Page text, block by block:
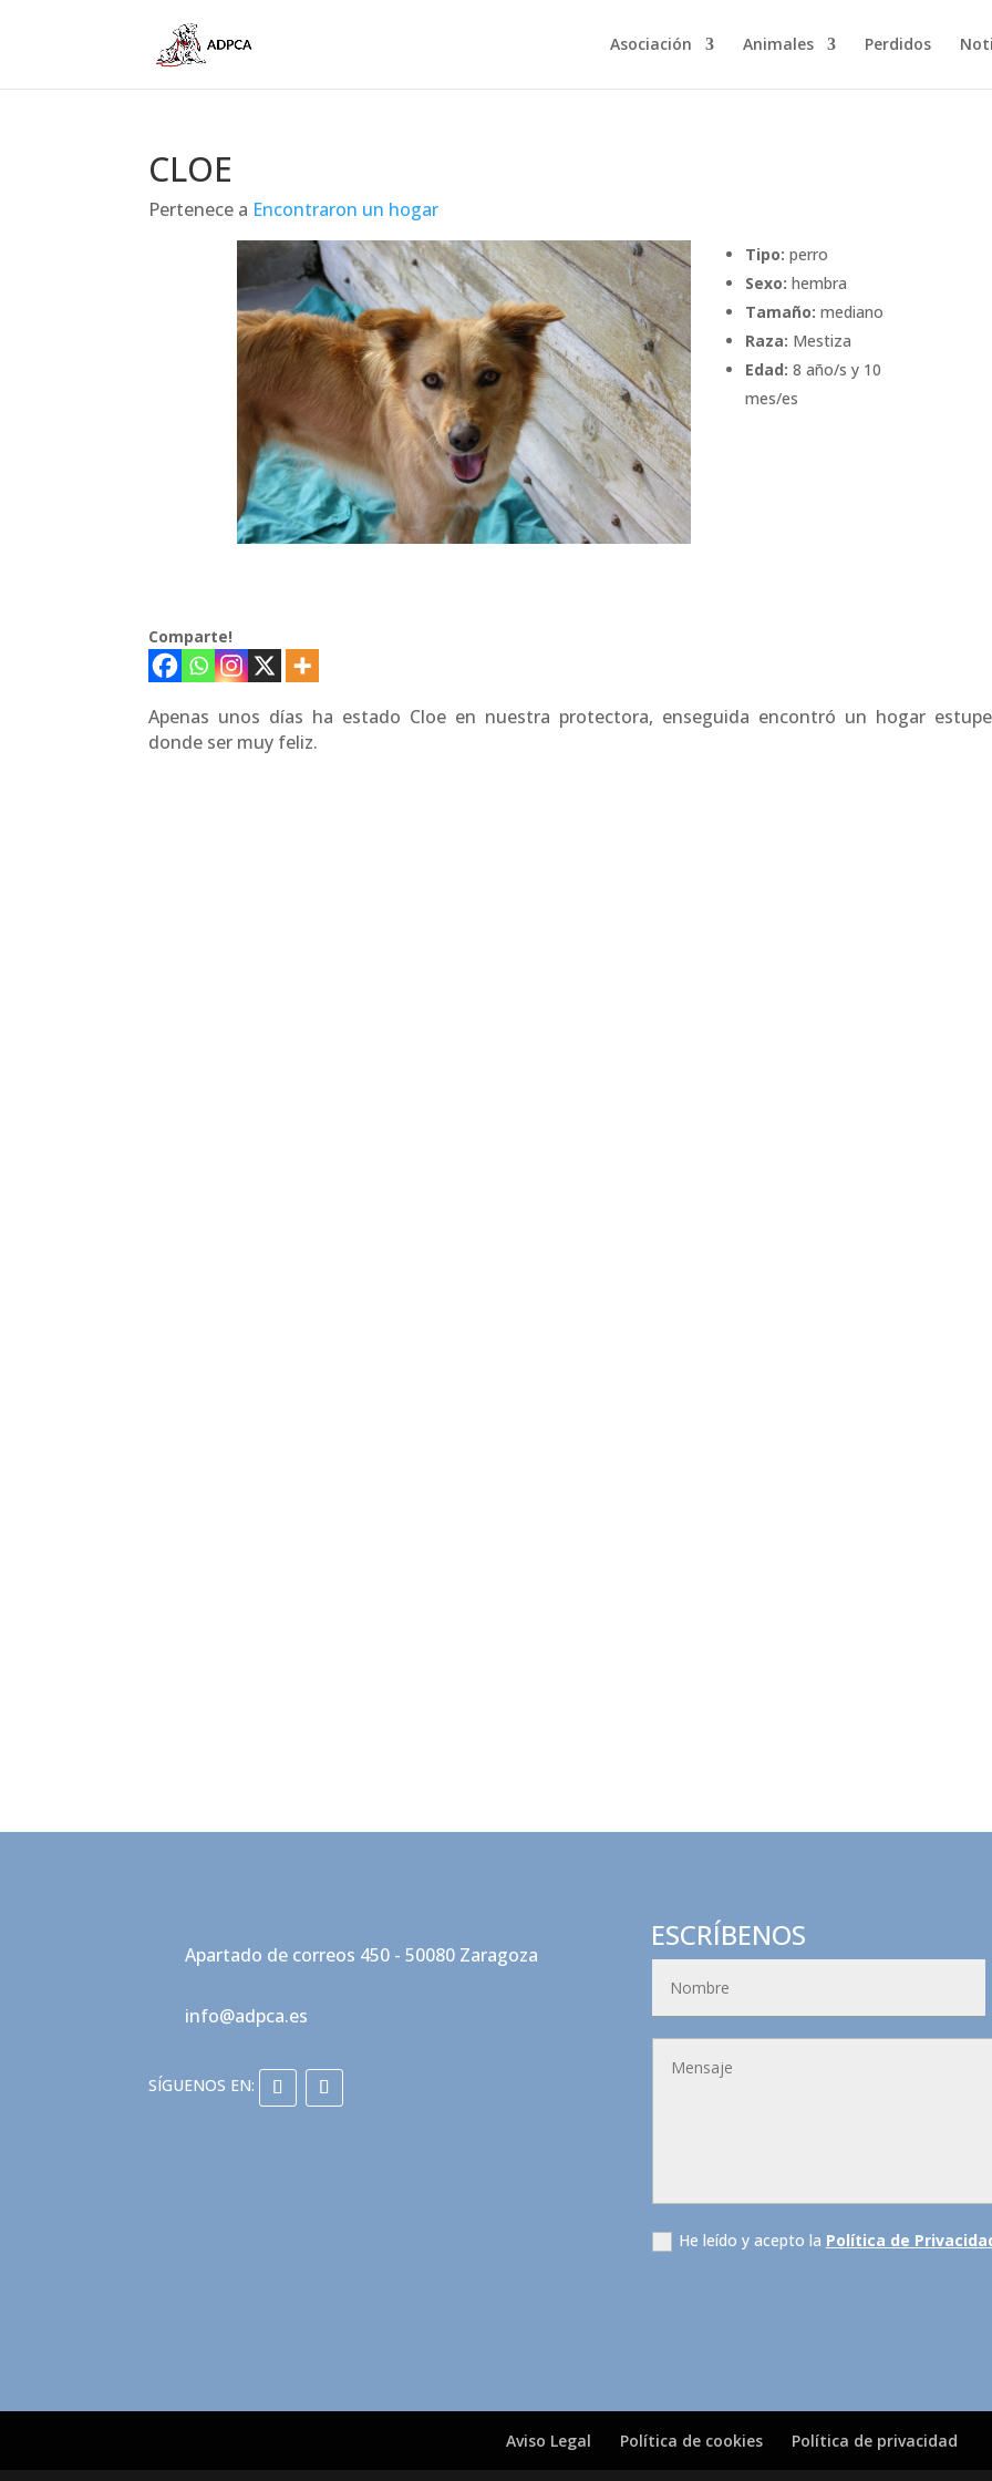
Asociación Animales Perdidos
CLOE
Pertenece a Encontraron un hogar
Tipo: perro
Sexo: hembra
Tamaño: mediano
Raza: Mestiza
Edad: 8 año/s y 10
mes/es
Comparte!
Apenas unos días ha estado Cloe en nuestra protectora, enseguida encontró un hogar
donde ser muy feliz.
Apartado de correos 450 - 50080 Zaragoza
info@adpca.es
ESCRÍBENOS
He leído y acepto la Política de
Aviso Legal Política de cookies Política de privacidad